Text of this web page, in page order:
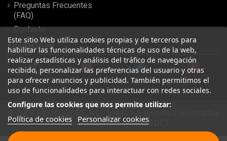
Leer más reseñas
Preguntas Frecuentes
(FAQ)
Contacto
Este sitio Web utiliza cookies propias y de terceros para
habilitar las funcionalidades técnicas de uso de la web,
realizar estadísticas y análisis del tráfico de navegación
recibido, personalizar las preferencias del usuario y otras
para ofrecer anuncios y publicidad. También permitimos el
uso de funcionalidades para interactuar con redes sociales.
Configure las cookies que nos permite utilizar:
Política de cookies Personalizar cookies
SÍGUENOS EN
| Desarrollado porSeintoSOFT